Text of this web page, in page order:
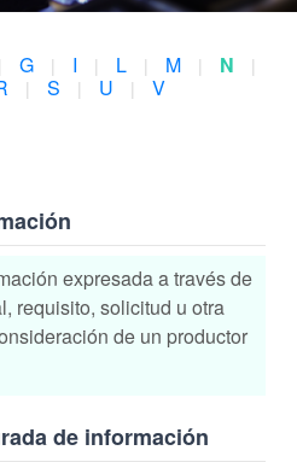
G | I | L | M | N |
| S | U | V
expresada a través de
requisito, solicitud u otra
de un productor
de información